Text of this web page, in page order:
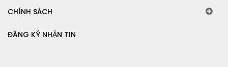
CHÍNH SÁCH
ĐĂNG KÝ NHẬN TIN